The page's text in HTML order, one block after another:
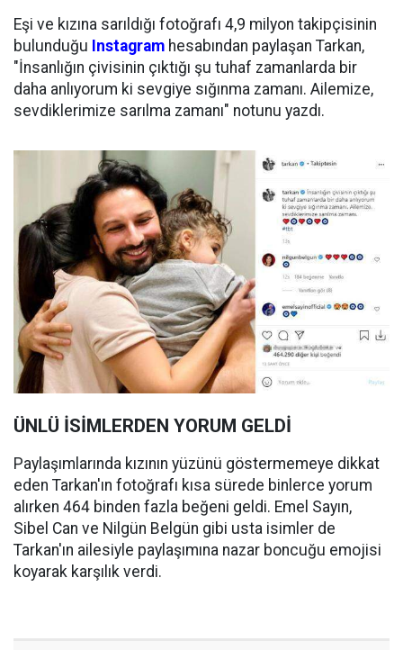
Eşi ve kızına sarıldığı fotoğrafı 4,9 milyon takipçisinin
bulunduğu Instagram hesabından paylaşan Tarkan,
"İnsanlığın çivisinin çıktığı şu tuhaf zamanlarda bir
daha anlıyorum ki sevgiye sığınma zamanı. Ailemize,
sevdiklerimize sarılma zamanı" notunu yazdı.
ÜNLÜ İSİMLERDEN YORUM GELDİ
Paylaşımlarında kızının yüzünü göstermemeye dikkat
eden Tarkan'ın fotoğrafı kısa sürede binlerce yorum
alırken 464 binden fazla beğeni geldi. Emel Sayın,
Sibel Can ve Nilgün Belgün gibi usta isimler de
Tarkan'ın ailesiyle paylaşımına nazar boncuğu emojisi
koyarak karşılık verdi.